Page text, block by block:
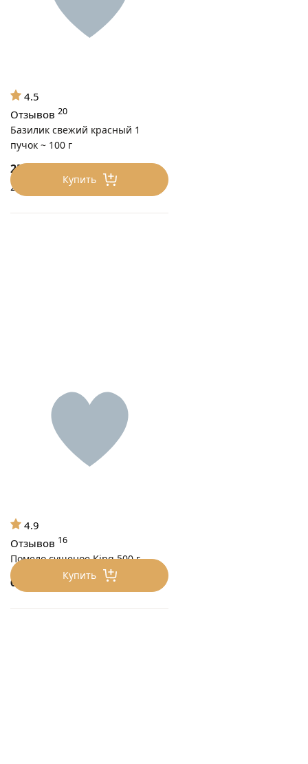
Купить
250₽/0.1 кг
2500 ₽/кг
Базилик свежий красный 1
пучок ~ 100 г
4.5
Отзывов 20
Купить
690
Помело сушеное King 500 г
4.9
Отзывов 16